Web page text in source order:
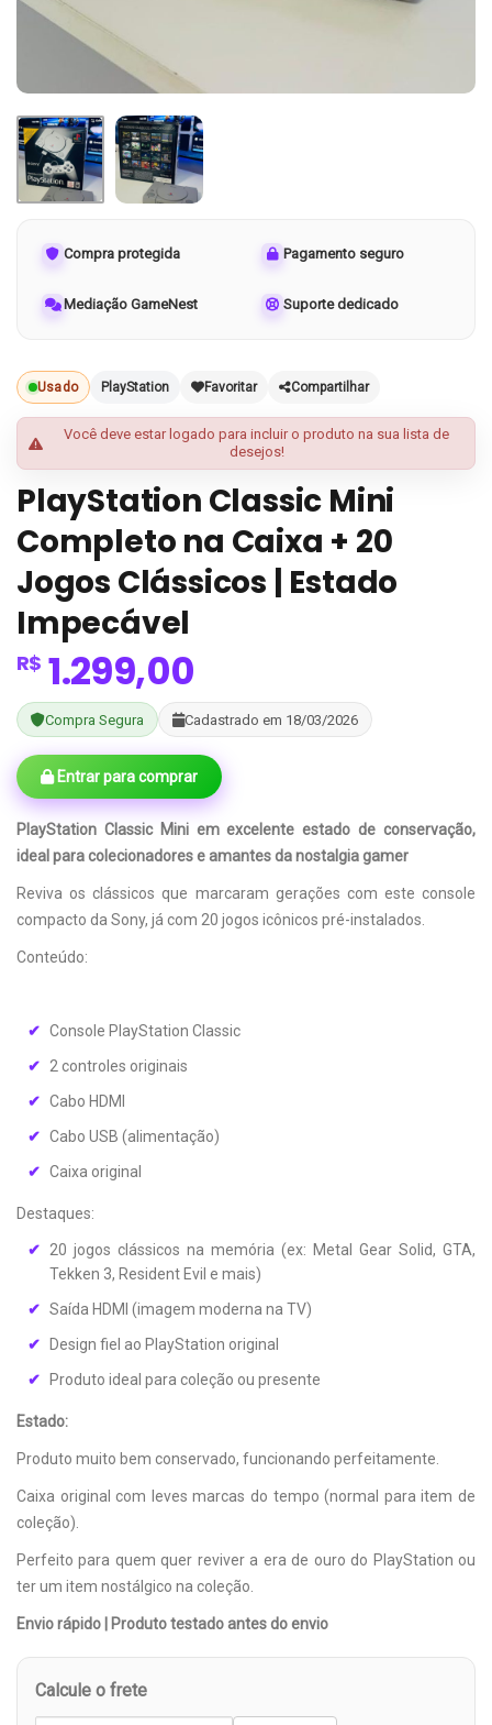
Compra protegida Pagamento seguro
Mediação GameNest Suporte dedicado
Usado PlayStation Favoritar Compartilhar
Você deve estar logado para incluir o produto na sua lista de
desejos!
PlayStation Classic Mini
Completo na Caixa + 20
Jogos Clássicos | Estado
Impecável
R$ 1.299,00
Compra Segura Cadastrado em 18/03/2026
Entrar para comprar
PlayStation Classic Mini em excelente estado de conservação,
ideal para colecionadores e amantes da nostalgia gamer
Reviva os clássicos que marcaram gerações com este console
compacto da Sony, já com 20 jogos icônicos pré-instalados.
Conteúdo:
Console PlayStation Classic
2 controles originais
Cabo HDMI
Cabo USB (alimentação)
Caixa original
Destaques:
20 jogos clássicos na memória (ex: Metal Gear Solid, GTA,
Tekken 3, Resident Evil e mais)
Saída HDMI (imagem moderna na TV)
Design fiel ao PlayStation original
Produto ideal para coleção ou presente
Estado:
Produto muito bem conservado, funcionando perfeitamente.
Caixa original com leves marcas do tempo (normal para item de
coleção).
Perfeito para quem quer reviver a era de ouro do PlayStation ou
ter um item nostálgico na coleção.
Envio rápido | Produto testado antes do envio
Calcule o frete